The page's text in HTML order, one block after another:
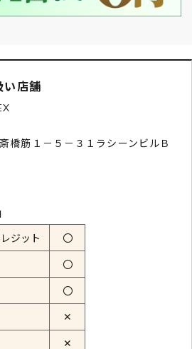
い店舗
橋筋１－５－３１ラシーンビルＢ
ジット 〇
〇
〇
✕
✕